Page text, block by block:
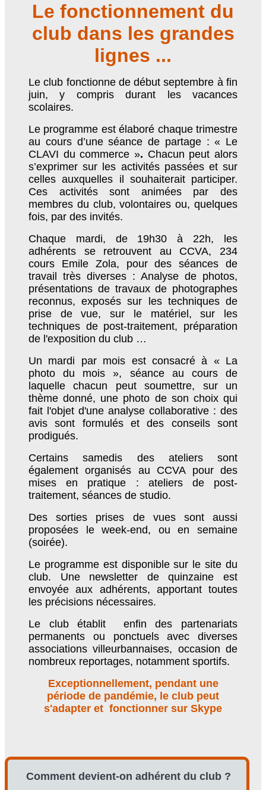
Le fonctionnement du
club dans les grandes
lignes ...
Le club fonctionne de début septembre à fin
juin, y compris durant les vacances
scolaires.
Le programme est élaboré chaque trimestre
au cours d’une séance de partage : « Le
CLAVI du commerce ». Chacun peut alors
s’exprimer sur les activités passées et sur
celles auxquelles il souhaiterait participer.
Ces activités sont animées par des
membres du club, volontaires ou, quelques
fois, par des invités.
Chaque mardi, de 19h30 à 22h, les
adhérents se retrouvent au CCVA, 234
cours Emile Zola, pour des séances de
travail très diverses : Analyse de photos,
présentations de travaux de photographes
reconnus, exposés sur les techniques de
prise de vue, sur le matériel, sur les
techniques de post-traitement, préparation
de l'exposition du club …
Un mardi par mois est consacré à « La
photo du mois », séance au cours de
laquelle chacun peut soumettre, sur un
thème donné, une photo de son choix qui
fait l'objet d'une analyse collaborative : des
avis sont formulés et des conseils sont
prodigués.
Certains samedis des ateliers sont
également organisés au CCVA pour des
mises en pratique : ateliers de post-
traitement, séances de studio.
Des sorties prises de vues sont aussi
proposées le week-end, ou en semaine
(soirée).
Le programme est disponible sur le site du
club. Une newsletter de quinzaine est
envoyée aux adhérents, apportant toutes
les précisions nécessaires.
Le club établit enfin des partenariats
permanents ou ponctuels avec diverses
associations villeurbannaises, occasion de
nombreux reportages, notamment sportifs.
Exceptionnellement, pendant une
période de pandémie, le club peut
s'adapter et fonctionner sur Skype
Comment devient-on adhérent du club ?